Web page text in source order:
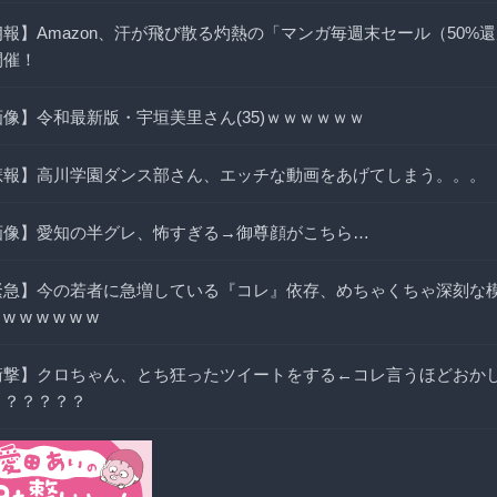
】Amazon、汗が飛び散る灼熱の「マンガ毎週末セール（50%還
！
】令和最新版・宇垣美里さん(35)ｗｗｗｗｗｗ
】高川学園ダンス部さん、エッチな動画をあげてしまう。。。
像】愛知の半グレ、怖すぎる→御尊顔がこちら…
】今の若者に急増している『コレ』依存、めちゃくちゃ深刻な
w w w w w
撃】クロちゃん、とち狂ったツイートをする←コレ言うほどおか
？？？？